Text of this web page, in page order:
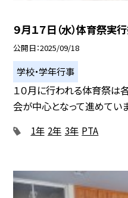
９月１７日（水）体育祭実
公開日 2025/09/18
学校・学年行事
１０月に行われる体育祭は
会が中心となって進めてい
1年 2年 3年 PTA